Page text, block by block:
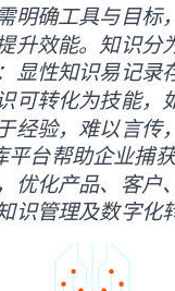
明确工具与目标
升效能。知识分
显性知识易记录
可转化为技能，
经验，难以言传
平台帮助企业捕
优化产品、客户
识管理及数字化